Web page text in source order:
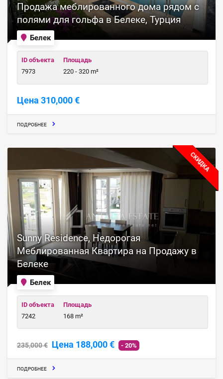
Белек
Продажа меблированного дома рядом с
полями для гольфа в Белеке, Турция
ID объекта
7973
Площадь
220 - 320 m²
Цена 310,000 €
ПОДРОБНЕЕ
СКИДКА
Белек
Sunny Residence, Недорогая
Меблированная Квартира на Продажу в
Белеке
ID объекта
7242
Площадь
168 m²
235,000 € Цена 188,000 € - 20%
ПОДРОБНЕЕ